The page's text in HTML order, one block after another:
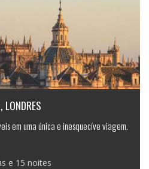
LONDRES
em uma única e inesquecíve viagem.
e 15 noites